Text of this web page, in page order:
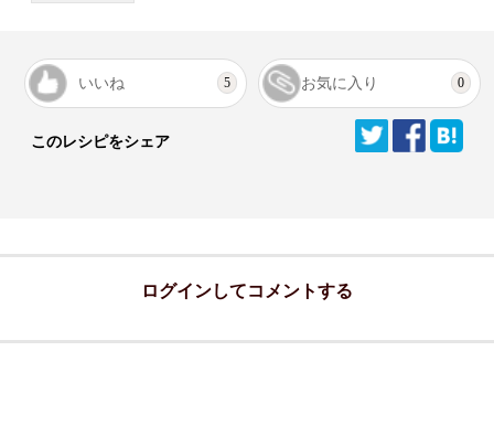
いいね 5 お気に入り 0
このレシピをシェア
ログインしてコメントする